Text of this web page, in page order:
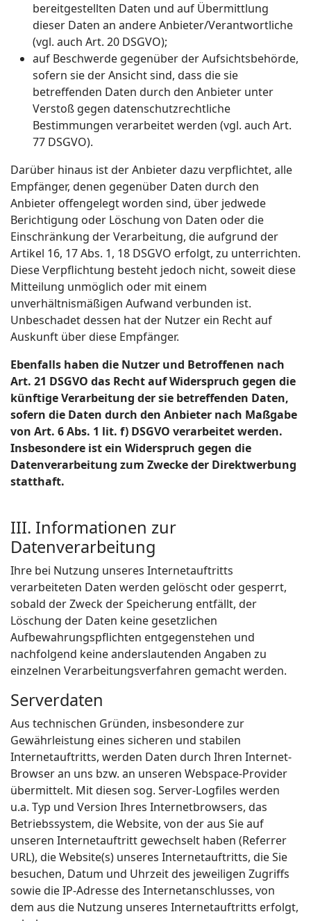
bereitgestellten Daten und auf Übermittlung
dieser Daten an andere Anbieter/Verantwortliche
(vgl. auch Art. 20 DSGVO);
auf Beschwerde gegenüber der Aufsichtsbehörde,
sofern sie der Ansicht sind, dass die sie
betreffenden Daten durch den Anbieter unter
Verstoß gegen datenschutzrechtliche
Bestimmungen verarbeitet werden (vgl. auch Art.
77 DSGVO).
Darüber hinaus ist der Anbieter dazu verpflichtet, alle
Empfänger, denen gegenüber Daten durch den
Anbieter offengelegt worden sind, über jedwede
Berichtigung oder Löschung von Daten oder die
Einschränkung der Verarbeitung, die aufgrund der
Artikel 16, 17 Abs. 1, 18 DSGVO erfolgt, zu unterrichten.
Diese Verpflichtung besteht jedoch nicht, soweit diese
Mitteilung unmöglich oder mit einem
unverhältnismäßigen Aufwand verbunden ist.
Unbeschadet dessen hat der Nutzer ein Recht auf
Auskunft über diese Empfänger.
Ebenfalls haben die Nutzer und Betroffenen nach
Art. 21 DSGVO das Recht auf Widerspruch gegen die
künftige Verarbeitung der sie betreffenden Daten,
sofern die Daten durch den Anbieter nach Maßgabe
von Art. 6 Abs. 1 lit. f) DSGVO verarbeitet werden.
Insbesondere ist ein Widerspruch gegen die
Datenverarbeitung zum Zwecke der Direktwerbung
statthaft.
III. Informationen zur
Datenverarbeitung
Ihre bei Nutzung unseres Internetauftritts
verarbeiteten Daten werden gelöscht oder gesperrt,
sobald der Zweck der Speicherung entfällt, der
Löschung der Daten keine gesetzlichen
Aufbewahrungspflichten entgegenstehen und
nachfolgend keine anderslautenden Angaben zu
einzelnen Verarbeitungsverfahren gemacht werden.
Serverdaten
Aus technischen Gründen, insbesondere zur
Gewährleistung eines sicheren und stabilen
Internetauftritts, werden Daten durch Ihren Internet-
Browser an uns bzw. an unseren Webspace-Provider
übermittelt. Mit diesen sog. Server-Logfiles werden
u.a. Typ und Version Ihres Internetbrowsers, das
Betriebssystem, die Website, von der aus Sie auf
unseren Internetauftritt gewechselt haben (Referrer
URL), die Website(s) unseres Internetauftritts, die Sie
besuchen, Datum und Uhrzeit des jeweiligen Zugriffs
sowie die IP-Adresse des Internetanschlusses, von
dem aus die Nutzung unseres Internetauftritts erfolgt,